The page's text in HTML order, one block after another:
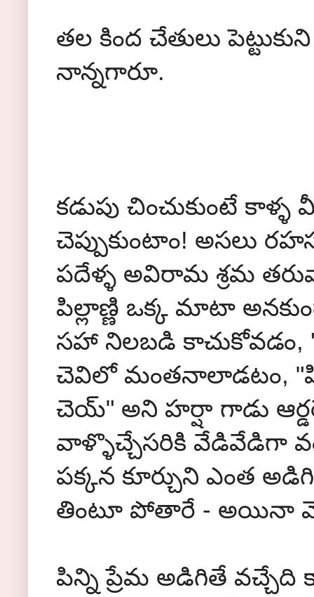
తల కింద చేతులు
నాన్నగారూ.
కడుపు చించుకుంటే
చెప్పుకుంటాం! అసలు
పదేళ్ళ అవిరామ శ్రమ
పిల్లాణ్ణి ఒక్క మాటా
సహా నిలబడి కాచుకోవడం,
చెవిలో మంతనాలాడటం, "పిన్ని
చెయ్" అని హర్షా గాడు
వాళ్ళొచ్చేసరికి వేడివేడిగా
పక్కన కూర్చుని ఎంత
తింటూ పోతారే - అయినా
పిన్ని ప్రేమ అడిగితే